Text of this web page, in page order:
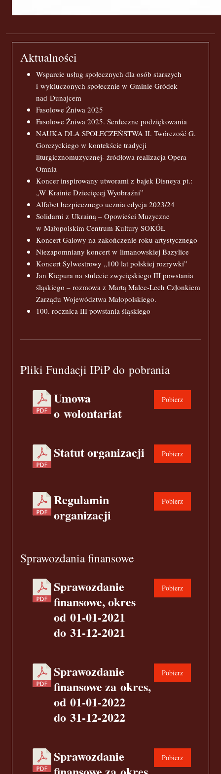
Aktualności
Wsparcie usług społecznych dla osób starszych
i wykluczonych społecznie w Gminie Gródek
nad Dunajcem
Fasolowe Żniwa 2025
Fasolowe Żniwa 2025. Serdeczne podziękowania
NAUKA DLA SPOŁECZEŃSTWA II. Twórczość G.
Gorczyckiego w kontekście tradycji
liturgicznomuzycznej- źródłowa realizacja Opera
Omnia
Koncer inspirowany utworami z bajek Disneya pt.:
„W Krainie Dziecięcej Wyobraźni”
Alfabet bezpiecznego ucznia edycja 2023/24
Solidarni z Ukrainą – Opowieści Muzyczne
w Małopolskim Centrum Kultury SOKÓŁ
Koncert Galowy na zakończenie roku artystycznego
Niezapomniany koncert w limanowskiej Bazylice
Koncert Sylwestrowy „100 lat polskiej rozrywki”
Jan Kiepura na stulecie zwycięskiego III powstania
śląskiego – rozmowa z Martą Malec-Lech Członkiem
Zarządu Województwa Małopolskiego.
100. rocznica III powstania śląskiego
Pliki Fundacji IPiP do pobrania
Umowa
o wolontariat
Pobierz
Statut organizacji Pobierz
Regulamin
organizacji
Pobierz
Sprawozdania finansowe
Sprawozdanie
finansowe, okres
od 01-01-2021
do 31-12-2021
Pobierz
Sprawozdanie
finansowe za okres,
od 01-01-2022
do 31-12-2022
Pobierz
Sprawozdanie
Pobierz